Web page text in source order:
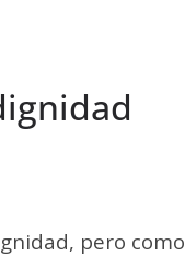
pero como